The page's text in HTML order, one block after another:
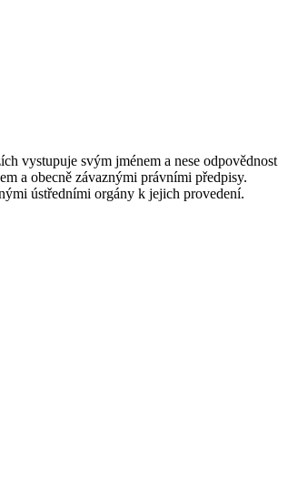
vystupuje svým jménem a nese odpovědnost
a obecně závaznými právními předpisy.
ústředními orgány k jejich provedení.